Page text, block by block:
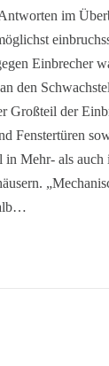
im
Einbrecher
den
Großteil der
Fenstertüren
in Mehr- als auch